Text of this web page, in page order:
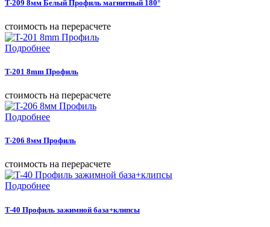
T-209 8мм Белый Профиль магнитный 180°
cтоимость на перерасчете
Подробнее
T-201 8mm Профиль
cтоимость на перерасчете
Подробнее
T-206 8мм Профиль
cтоимость на перерасчете
Подробнее
T-40 Профиль зажимной база+клипсы